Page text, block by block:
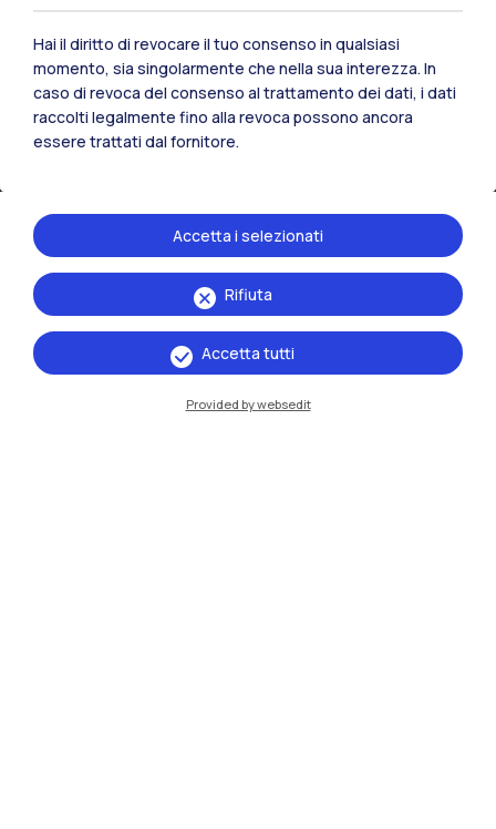
Cremona
Lecco
Mantova
Xi'an
Naviga il sito
Risorse
Hai il diritto di revocare il tuo consenso in qualsiasi
momento, sia singolarmente che nella sua interezza. In
caso di revoca del consenso al trattamento dei dati, i dati
raccolti legalmente fino alla revoca possono ancora
essere trattati dal fornitore.
Rifiuta
Accetta i selezionati
Accetta tutti
Provided by websedit